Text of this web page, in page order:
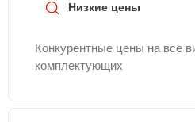
Низкие цены
Конкурентные цены на все
комплектующих